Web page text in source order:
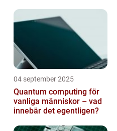
04 september 2025
Quantum computing för
vanliga människor – vad
innebär det egentligen?